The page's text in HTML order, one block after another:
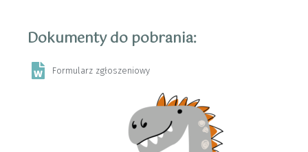
Dokumenty do pobrania:
Formularz zgłoszeniowy